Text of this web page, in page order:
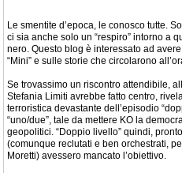
Le smentite d’epoca, le conosco tutte.
ci sia anche solo un “respiro” intorno a
nero. Questo blog è interessato ad
“Mini” e sulle storie che circolarono
Se trovassimo un riscontro attendibile,
Stefania Limiti avrebbe fatto centro,
terroristica devastante dell’episodio
“uno/due”, tale da mettere KO la
geopolitici. “Doppio livello” quindi,
(comunque reclutati e ben orchestrati,
Moretti) avessero mancato l’obiettivo.